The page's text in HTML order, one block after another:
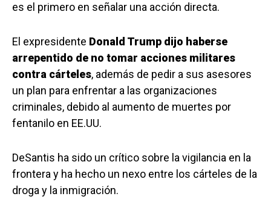
es el primero en señalar una acción directa.
El expresidente Donald Trump dijo haberse
arrepentido de no tomar acciones militares
contra cárteles, además de pedir a sus asesores
un plan para enfrentar a las organizaciones
criminales, debido al aumento de muertes por
fentanilo en EE.UU.
DeSantis ha sido un crítico sobre la vigilancia en la
frontera y ha hecho un nexo entre los cárteles de la
droga y la inmigración.